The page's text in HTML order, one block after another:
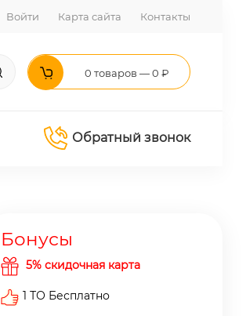
Войти Карта сайта Контакты
0 товаров — 0 ₽
Обратный звонок
Бонусы
5% скидочная карта
1 ТО Бесплатно